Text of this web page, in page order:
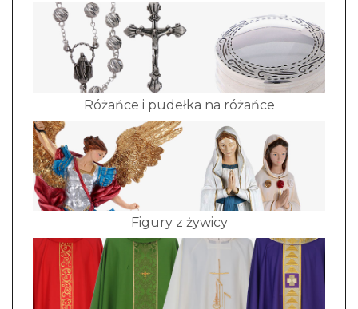
Różańce i pudełka na różańce
Figury z żywicy